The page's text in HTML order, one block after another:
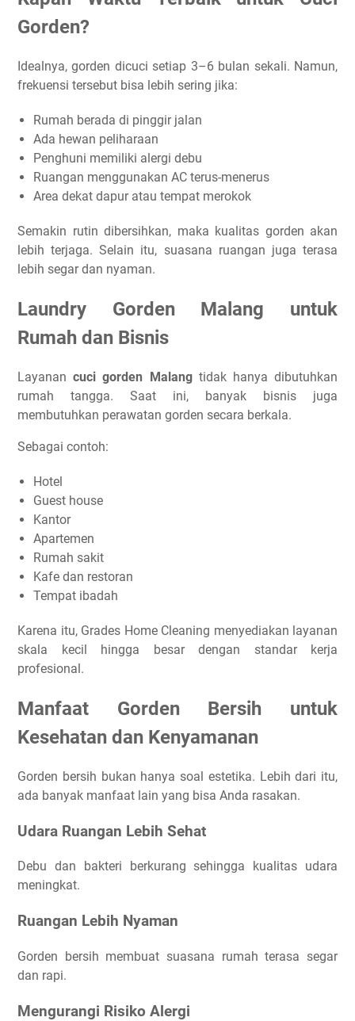
Gorden?
Idealnya, gorden dicuci setiap 3–6 bulan sekali. Namun,
frekuensi tersebut bisa lebih sering jika:
Rumah berada di pinggir jalan
Ada hewan peliharaan
Penghuni memiliki alergi debu
Ruangan menggunakan AC terus-menerus
Area dekat dapur atau tempat merokok
Semakin rutin dibersihkan, maka kualitas gorden akan
lebih terjaga. Selain itu, suasana ruangan juga terasa
lebih segar dan nyaman.
Laundry Gorden Malang untuk
Rumah dan Bisnis
Layanancuci gorden Malangtidak hanya dibutuhkan
rumah tangga. Saat ini, banyak bisnis juga
membutuhkan perawatan gorden secara berkala.
Sebagai contoh:
Hotel
Guest house
Kantor
Apartemen
Rumah sakit
Kafe dan restoran
Tempat ibadah
Karena itu, Grades Home Cleaning menyediakan layanan
skala kecil hingga besar dengan standar kerja
profesional.
Manfaat Gorden Bersih untuk
Kesehatan dan Kenyamanan
Gorden bersih bukan hanya soal estetika. Lebih dari itu,
ada banyak manfaat lain yang bisa Anda rasakan.
Udara Ruangan Lebih Sehat
Debu dan bakteri berkurang sehingga kualitas udara
meningkat.
Ruangan Lebih Nyaman
Gorden bersih membuat suasana rumah terasa segar
dan rapi.
Mengurangi Risiko Alergi